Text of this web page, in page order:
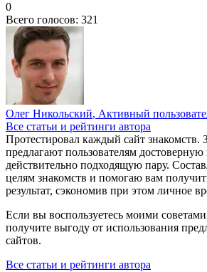
0
Всего голосов: 321
Олег Никольский, Активный
Все статьи и рейтинги автора
Протестировал каждый сайт знакомств.
предлагают пользователям
действительно подходящую пару.
целям знакомств и помогаю вам
результат, сэкономив при этом личное
Если вы воспользуетесь моими
получите выгоду от использования
сайтов.
Все статьи и рейтинги автора